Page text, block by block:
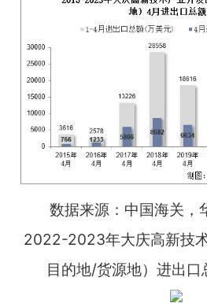
数据来源：中国海关，
2022-2023年大庆高新技
目的地/货源地）进出口